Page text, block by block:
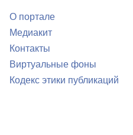
О портале
Медиакит
Контакты
Виртуальные фоны
Кодекс этики публикаций